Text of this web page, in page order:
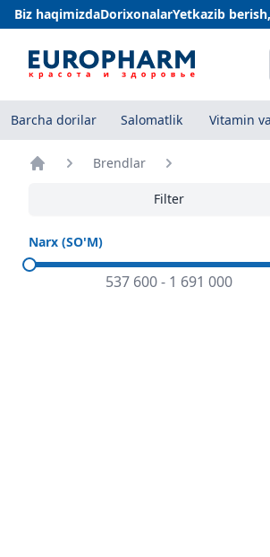
Biz haqimizdaDorixonalarYetkazib
Barcha dorilar Salomatlik Vitamin
Brendlar
Filter
Narx (SO'M)
537 600- 1 691 000